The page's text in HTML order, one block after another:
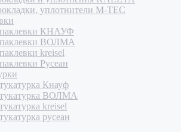
уплотнители M-TEC
КНАУФ
ВОЛМА
kreisel
Русеан
Кнауф
ВОЛМА
kreisel
русеан